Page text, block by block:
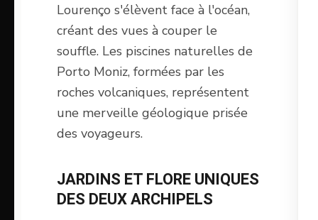
Lourenço s'élèvent face à l'océan,
créant des vues à couper le
souffle. Les piscines naturelles de
Porto Moniz, formées par les
roches volcaniques, représentent
une merveille géologique prisée
des voyageurs.
JARDINS ET FLORE UNIQUES
DES DEUX ARCHIPELS